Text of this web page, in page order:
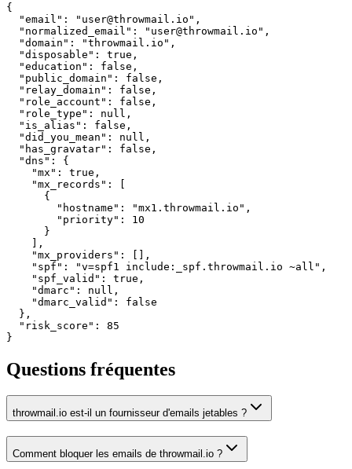
{
  "email": "user@throwmail.io",
  "normalized_email": "user@throwmail.io",
  "domain": "throwmail.io",
  "disposable": true,
  "education": false,
  "public_domain": false,
  "relay_domain": false,
  "role_account": false,
  "role_type": null,
  "is_alias": false,
  "did_you_mean": null,
  "has_gravatar": false,
  "dns": {
    "mx": true,
    "mx_records": [
      {
        "hostname": "mx1.throwmail.io",
        "priority": 10
      }
    ],
    "mx_providers": [],
    "spf": "v=spf1 include:_spf.throwmail.io ~all",
    "spf_valid": true,
    "dmarc": null,
    "dmarc_valid": false
  },
  "risk_score": 85
}
Questions fréquentes
throwmail.io est-il un fournisseur d'emails jetables ?
Comment bloquer les emails de throwmail.io ?